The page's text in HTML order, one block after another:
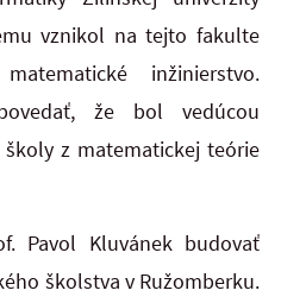
vznikol na tejto fakulte
inžinierstvo.
že bol vedúcou
z matematickej teórie
Pavol Kluvánek budovať
školstva v Ružomberku.